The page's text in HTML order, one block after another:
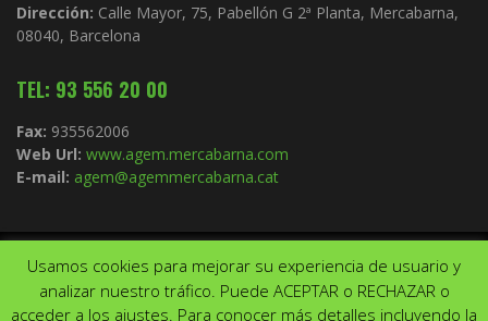
Dirección: Calle Mayor, 75, Pabellón G 2ª Planta, Mercabarna,
08040, Barcelona
TEL: 93 556 20 00
Fax: 935562006
Web Url: www.agem.mercabarna.com
E-mail: agem@agemmercabarna.cat
Copyright © 2021.AGEM. Todos los derechos reservados. Diseño de
Aviso LegalPolítica de privacidad
Usamos cookies para mejorar su experiencia de usuario y
analizar nuestro tráfico. Puede ACEPTAR o RECHAZAR o
acceder a los ajustes. Para conocer más detalles incluyendo la